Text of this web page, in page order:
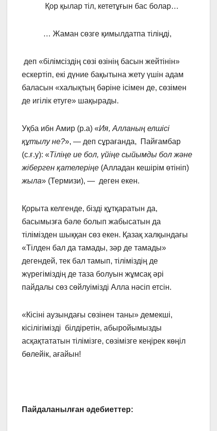
Қор қылар тіл, кететұғын бас болар…
… Жаман сөзге қимылдатпа тіліңді,
деп «білімсіздің сөзі өзінің басын жейтінін»
ескертіп, екі дүние бақытына жету үшін адам
баласын «халықтың бәріне ісімен де, сөзімен
де игілік етуге» шақырады.
Уқба ибн Амир (р.а) «Ия, Алланың елшісі
құтылу не?», — деп сұрағанда, Пайғамбар
(с.ғ.у): «Тіліңе ие бол, үйіңе сыйымды бол және
жіберген қателеріңе (Алладан кешірім өтініп)
жыла» (Термизи), — деген екен.
Қорыта келгенде, бізді құтқаратын да,
басымызға бәле болып жабысатын да
тілімізден шыққан сөз екен. Қазақ халқындағы
«Тілден бал да тамады, зәр де тамады»
дегендей, тек бал тамып, тіліміздің де
жүрегіміздің де таза болуын жұмсақ әрі
пайдалы сөз сөйлуімізді Алла нәсіп етсін.
«Кісіні аузындағы сөзінен таны» демекші,
кісілігімізді білдіретін, абыройымызды
асқақтататын тілімізге, сөзімізге кеңірек көңіл
бөлейік, ағайын!
Пайдаланылған әдебиеттер: